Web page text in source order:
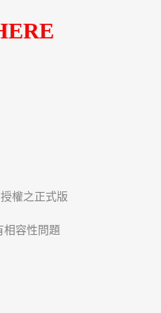
權之正式版
相容性問題